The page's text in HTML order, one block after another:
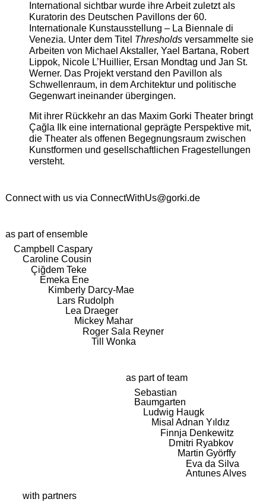
International sichtbar wurde ihre Arbeit zuletzt als
Kuratorin des Deutschen Pavillons der 60.
Internationale Kunstausstellung – La Biennale di
Venezia. Unter dem Titel Thresholdsversammelte sie
Arbeiten von Michael Akstaller, Yael Bartana, Robert
Lippok, Nicole L’Huillier, Ersan Mondtag und Jan St.
Werner. Das Projekt verstand den Pavillon als
Schwellenraum, in dem Architektur und politische
Gegenwart ineinander übergingen.
Mit ihrer Rückkehr an das Maxim Gorki Theater bringt
Çağla Ilk eine international geprägte Perspektive mit,
die Theater als offenen Begegnungsraum zwischen
Kunstformen und gesellschaftlichen Fragestellungen
versteht.
Connect with us via ConnectWithUs@gorki.de
as part of ensemble
Campbell Caspary
Caroline Cousin
Çiğdem Teke
Emeka Ene
Kimberly Darcy-Mae
Lars Rudolph
Lea Draeger
Mickey Mahar
Roger Sala Reyner
Till Wonka
as part of team
Sebastian
Baumgarten
Ludwig Haugk
Misal Adnan Yıldız
Finnja Denkewitz
Dmitri Ryabkov
Martin Györffy
Eva da Silva
Antunes Alves
with partners